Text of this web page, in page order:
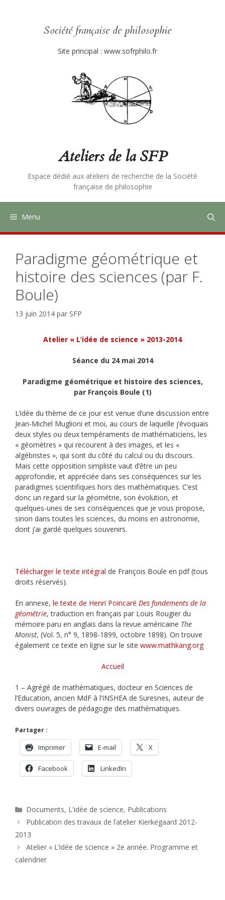
Société française de philosophie
Site principal : www.sofrphilo.fr
Ateliers de la SFP
Espace dédié aux ateliers de recherche de la Société
française de philosophie
Menu
Paradigme géométrique et
histoire des sciences (par F.
Boule)
13 juin 2014 par SFP
Atelier « L’idée de science » 2013-2014
Séance du 24 mai 2014
Paradigme géométrique et histoire des sciences,
par François Boule (1)
L’idée du thème de ce jour est venue d’une discussion entre
Jean-Michel Muglioni et moi, au cours de laquelle j’évoquais
deux styles ou deux tempéraments de mathématiciens, les
« géomètres » qui recourent à des images, et les «
algébristes », qui sont du côté du calcul ou du discours.
Mais cette opposition simpliste vaut d’être un peu
approfondie, et appréciée dans ses conséquences sur les
paradigmes scientifiques hors des mathématiques. C’est
donc un regard sur la géométrie, son évolution, et
quelques-unes de ses conséquences que je vous propose,
sinon dans toutes les sciences, du moins en astronomie,
dont j’ai gardé quelques souvenirs.
Télécharger le texte intégral de François Boule en pdf (tous
droits réservés).
En annexe, le texte de Henri Poincaré Des fondements de la
géométrie, traduction en français par Louis Rougier du
mémoire paru en anglais dans la revue américaine The
Monist, (Vol. 5, n° 9, 1898-1899, octobre 1898). On trouve
également ce texte en ligne sur le site www.mathkang.org
Accueil
1 – Agrégé de mathématiques, docteur en Sciences de
l’Education, ancien MdF à l’INSHEA de Suresnes, auteur de
divers ouvrages de pédagogie des mathématiques.
Partager :
Imprimer E-mail X
Facebook LinkedIn
Catégories
Documents, L'idée de science, Publications
Publication des travaux de l’atelier Kierkegaard 2012-
2013
Atelier « L’idée de science » 2e année. Programme et
calendrier